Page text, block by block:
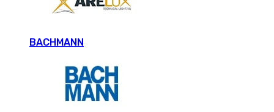
BACHMANN